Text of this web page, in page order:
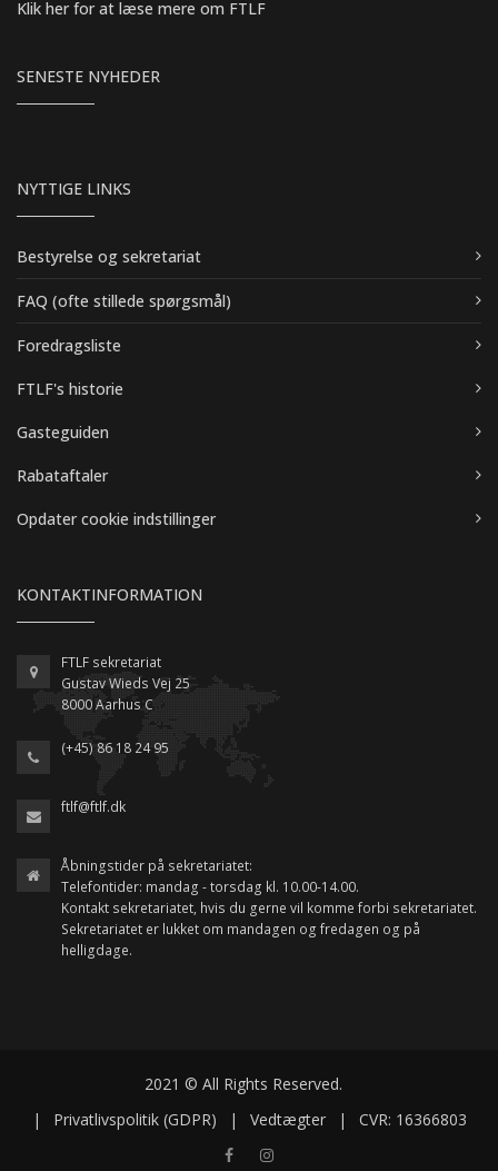
Klik her for at læse mere om FTLF
SENESTE NYHEDER
NYTTIGE LINKS
Bestyrelse og sekretariat
FAQ (ofte stillede spørgsmål)
Foredragsliste
FTLF's historie
Gasteguiden
Rabataftaler
Opdater cookie indstillinger
KONTAKTINFORMATION
FTLF sekretariat
Gustav Wieds Vej 25
8000 Aarhus C
(+45) 86 18 24 95
ftlf@ftlf.dk
Åbningstider på sekretariatet:
Telefontider: mandag - torsdag kl. 10.00-14.00.
Kontakt sekretariatet, hvis du gerne vil komme forbi sekretariatet.
Sekretariatet er lukket om mandagen og fredagen og på
helligdage.
2021 © All Rights Reserved.
|
Privatlivspolitik (GDPR) | Vedtægter | CVR: 16366803